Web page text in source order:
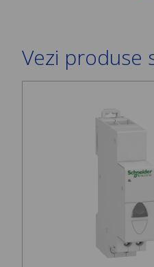
Vezi produse